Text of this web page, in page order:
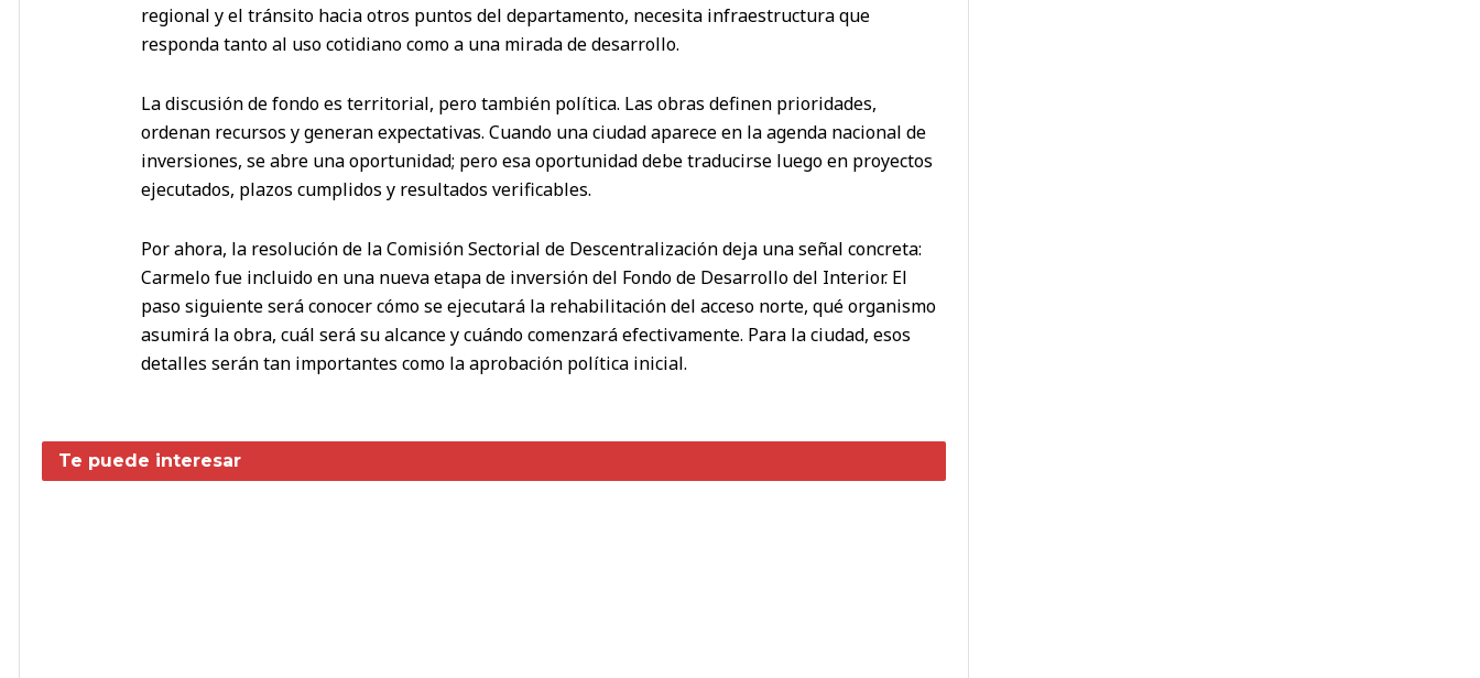
regional y el tránsito hacia otros puntos del departamento, necesita infraestructura que
responda tanto al uso cotidiano como a una mirada de desarrollo.
La discusión de fondo es territorial, pero también política. Las obras definen prioridades,
ordenan recursos y generan expectativas. Cuando una ciudad aparece en la agenda nacional de
inversiones, se abre una oportunidad; pero esa oportunidad debe traducirse luego en proyectos
ejecutados, plazos cumplidos y resultados verificables.
Por ahora, la resolución de la Comisión Sectorial de Descentralización deja una señal concreta:
Carmelo fue incluido en una nueva etapa de inversión del Fondo de Desarrollo del Interior. El
paso siguiente será conocer cómo se ejecutará la rehabilitación del acceso norte, qué organismo
asumirá la obra, cuál será su alcance y cuándo comenzará efectivamente. Para la ciudad, esos
detalles serán tan importantes como la aprobación política inicial.
Te puede interesar